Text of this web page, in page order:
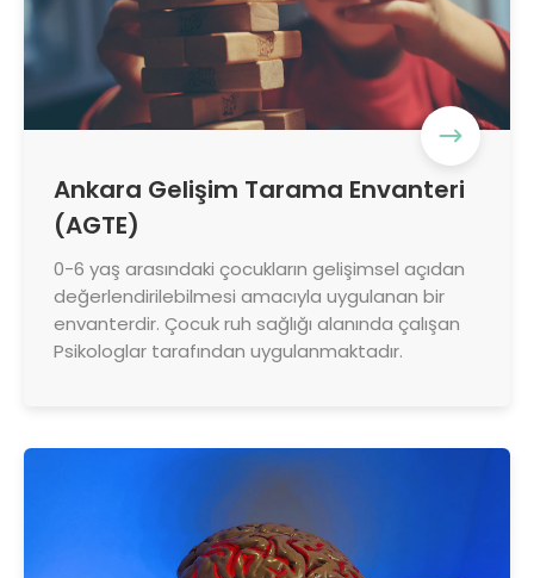
Ankara Gelişim Tarama Envanteri
(AGTE)
0-6 yaş arasındaki çocukların gelişimsel açıdan
değerlendirilebilmesi amacıyla uygulanan bir
envanterdir. Çocuk ruh sağlığı alanında çalışan
Psikologlar tarafından uygulanmaktadır.